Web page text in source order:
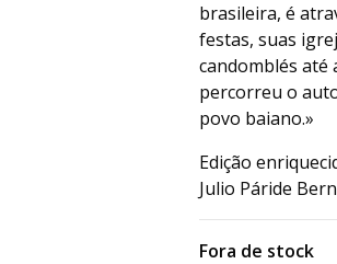
brasileira, é
festas, suas
candomblés até
percorreu o
povo baiano.»
Edição
Julio Páride
Fora de stock